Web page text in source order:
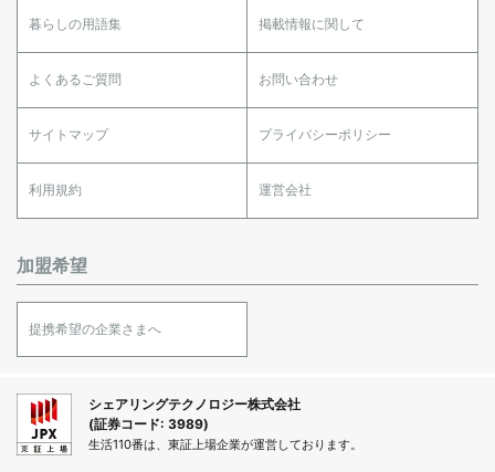
暮らしの用語集 掲載情報に関して
よくあるご質問 お問い合わせ
サイトマップ プライバシーポリシー
利用規約 運営会社
加盟希望
提携希望の企業さまへ
シェアリングテクノロジー株式会社
(証券コード: 3989)
生活110番は、東証上場企業が運営しております。